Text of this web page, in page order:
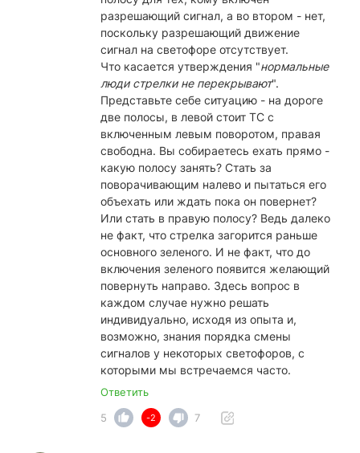
разрешающий сигнал, а во втором - нет,
поскольку разрешающий движение
сигнал на светофоре отсутствует.
Что касается утверждения "нормальные
люди стрелки не перекрывают".
Представьте себе ситуацию - на дороге
две полосы, в левой стоит ТС с
включенным левым поворотом, правая
свободна. Вы собираетесь ехать прямо -
какую полосу занять? Стать за
поворачивающим налево и пытаться его
объехать или ждать пока он повернет?
Или стать в правую полосу? Ведь далеко
не факт, что стрелка загорится раньше
основного зеленого. И не факт, что до
включения зеленого появится желающий
повернуть направо. Здесь вопрос в
каждом случае нужно решать
индивидуально, исходя из опыта и,
возможно, знания порядка смены
сигналов у некоторых светофоров, с
которыми мы встречаемся часто.
Ответить
5
-2 7